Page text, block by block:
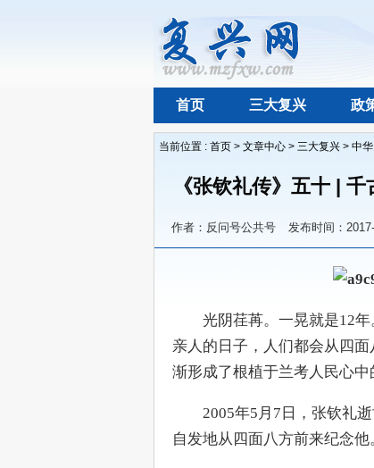
首页 三大复兴 政
当前位置 : 首页 > 文章中心 > 三大复兴 > 中
《张钦礼传》五十 |
作者：反问号公共号 发布时间：
光阴荏苒。一晃就是12年
亲人的日子，人们都会从四
渐形成了根植于兰考人民心中
2005年5月7日，张钦礼逝
自发地从四面八方前来纪念他